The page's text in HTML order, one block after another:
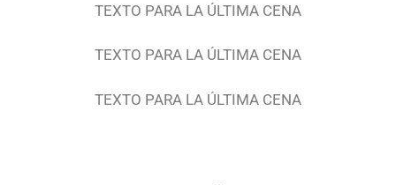
TEXTO PARA LA ÚLTIMA CENA
TEXTO PARA LA ÚLTIMA CENA
TEXTO PARA LA ÚLTIMA CENA